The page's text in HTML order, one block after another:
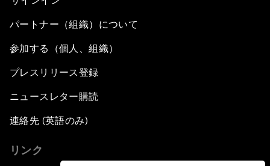
パートナー（組織）について
参加する（個人、組織）
プレスリリース登録
ニュースレター購読
連絡先 (英語のみ)
リンク